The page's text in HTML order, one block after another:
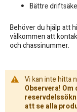
Bättre
Behöver du hjälp att
välkommen att
och chassinummer.
Vi kan inte hitta
Observera!
att se alla